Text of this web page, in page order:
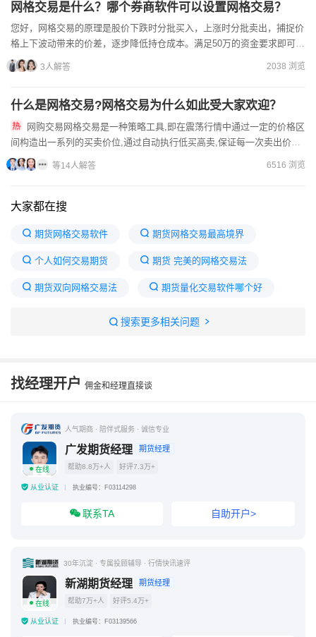
网格交易是什么？哪个券商软件可以设置网格交易？
您好，网格交易的原理是股价下跌时分批买入，上涨时分批卖出，捕捉价
格上下波动带来的价差，逐步降低持仓成本。满足50万的资金要求即可办
理，券商佣金默认万三左右，小妮经理司手续费可协商到超优...
3人解答 2038 浏览
什么是网格交易?网格交易为什么如此受大家欢迎？
间构造出一系列的买卖价位,通过自动执行低买高卖,保证每一次卖出价位
高于买入价位并严格执行，从而获得价格震荡区间的波段收益的...
等14人解答 6516 浏览
大家都在搜
期货网格交易软件 期货网格交易最高境界
个人如何交易期货 期货 完美的网格交易法
期货双向网格交易法 期货量化交易软件哪个好
哪家期货公司有网格交易
搜索更多相关问题
找经理开户 佣金和经理直接谈
人气期商 · 陪伴式服务 · 诚信专业
在线
广发期货经理 期货经理
帮助8.8万+人 好评7.3万+
从业认证 执业编号：F03114298
联系TA 自助开户>
30年沉淀 · 专属投顾辅导 · 行情快讯速评
在线
新湖期货经理 期货经理
帮助7万+人 好评5.4万+
从业认证 执业编号：F03139566